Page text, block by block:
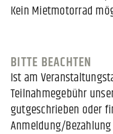
Kein Mietmotorrad
BITTE BEACHTEN
Ist am
Teilnahmegebühr
gutgeschrieben oder
Anmeldung/